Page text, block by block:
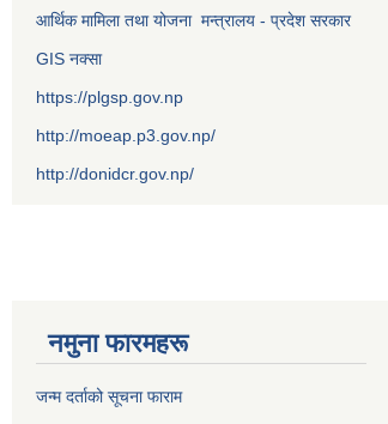
आर्थिक मामिला तथा योजना मन्त्रालय - प्रदेश सरकार
GIS नक्सा
https://plgsp.gov.np
http://moeap.p3.gov.np/
http://donidcr.gov.np/
नमुना फारमहरू
जन्म दर्ताको सूचना फाराम